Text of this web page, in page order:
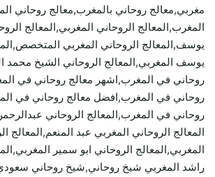
مغربي,معالج روحاني بالمغرب,معالج روحاني
المغرب,المعالج الروحاني المغربي,المعالج
يوسف,المعالج الروحاني المغربي
يوسف المغربي,المعالج الروحاني الشيخ محمد
روحاني في المغرب,اشهر معالج روحاني في
روحاني في المغرب,افضل معالج روحاني في
روحاني في المغرب,المعالج الروحاني
المعالج الروحاني المغربي عبد المنعم,المعالج
المغربي,المعالج الروحاني ابو سمير
راشد المغربي شيخ روحاني,شيخ روحاني